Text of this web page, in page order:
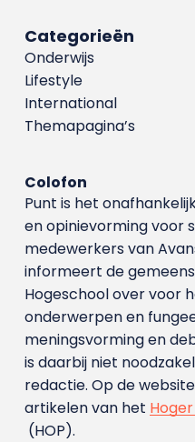
Categorieën
Onderwijs
Lifestyle
International
Themapagina’s
Colofon
Punt is het
en opinievorming voor
medewerkers van
informeert de
Hogeschool over voor
onderwerpen en
meningsvorming en
is daarbij niet
redactie. Op de
artikelen van het
(HOP).